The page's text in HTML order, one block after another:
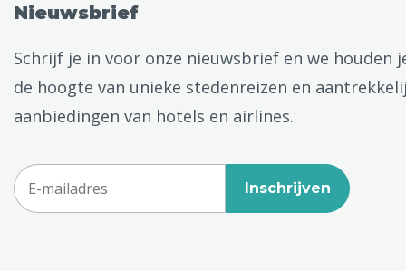
Nieuwsbrief
Schrijf je in voor onze nieuwsbrief en we houden
de hoogte van unieke stedenreizen en
aanbiedingen van hotels en airlines.
Inschrijven